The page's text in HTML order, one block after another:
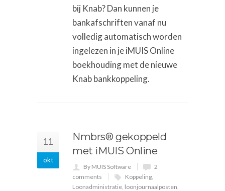
bij Knab? Dan kunnen je
bankafschriften vanaf nu
volledig automatisch worden
ingelezen in je iMUIS Online
boekhouding met de nieuwe
Knab bankkoppeling.
11
okt
Nmbrs® gekoppeld
met iMUIS Online
By MUIS Software
2
comments
Koppeling,
Loonadministratie, loonjournaalposten,